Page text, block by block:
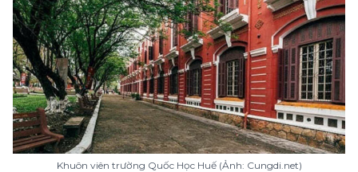
Khuôn viên trường Quốc Học Huế (Ảnh: Cungdi.net)